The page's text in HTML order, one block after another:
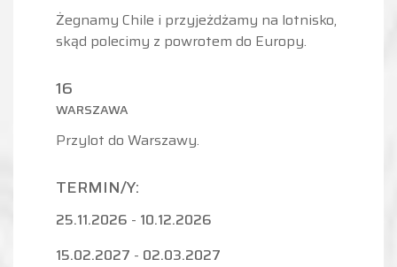
Żegnamy Chile i przyjeżdżamy na lotnisko,
skąd polecimy z powrotem do Europy.
16
WARSZAWA
Przylot do Warszawy.
TERMIN/Y:
25.11.2026 - 10.12.2026
15.02.2027 - 02.03.2027